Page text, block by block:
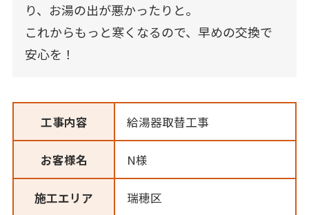
り、お湯の出が悪かったりと。
これからもっと寒くなるので、早めの交換で
安心を！
工事内容 給湯器取替工事
お客様名 N様
施工エリア 瑞穂区